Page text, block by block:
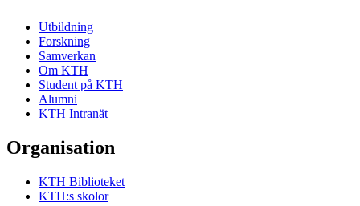
Utbildning
Forskning
Samverkan
Om KTH
Student på KTH
Alumni
KTH Intranät
Organisation
KTH Biblioteket
KTH:s skolor